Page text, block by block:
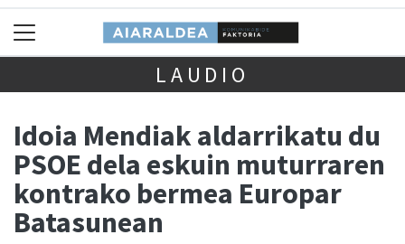
LAUDIO
Idoia Mendiak aldarrikatu du
PSOE dela eskuin muturraren
kontrako bermea Europar
Batasunean